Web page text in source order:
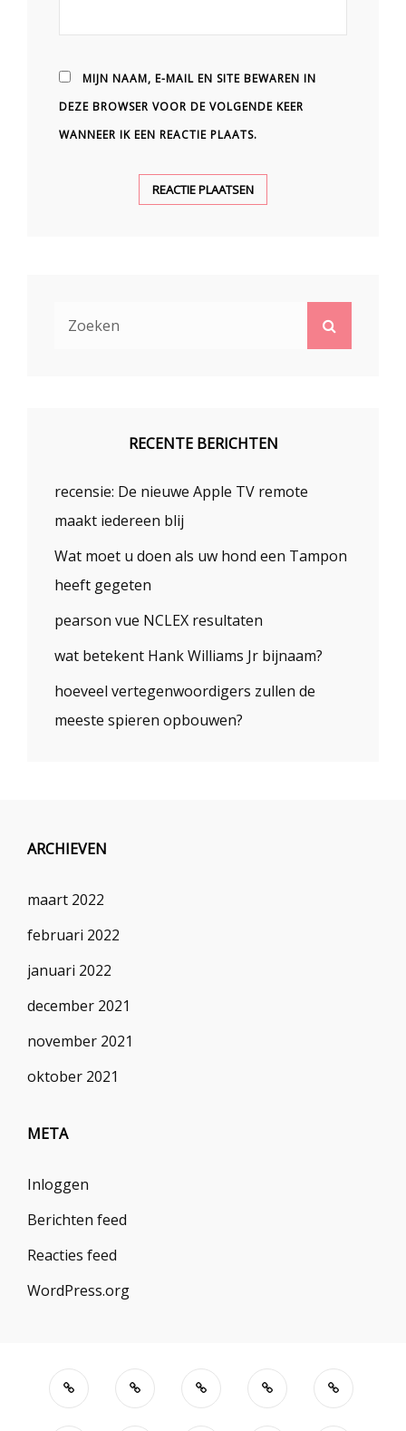
MIJN NAAM, E-MAIL EN SITE BEWAREN IN
DEZE BROWSER VOOR DE VOLGENDE KEER
WANNEER IK EEN REACTIE PLAATS.
RECENTE BERICHTEN
recensie: De nieuwe Apple TV remote
maakt iedereen blij
Wat moet u doen als uw hond een Tampon
heeft gegeten
pearson vue NCLEX resultaten
wat betekent Hank Williams Jr bijnaam?
hoeveel vertegenwoordigers zullen de
meeste spieren opbouwen?
ARCHIEVEN
maart 2022
februari 2022
januari 2022
december 2021
november 2021
oktober 2021
META
Inloggen
Berichten feed
Reacties feed
WordPress.org